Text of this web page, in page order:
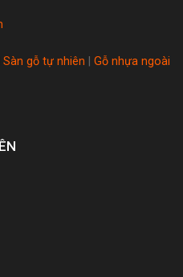
Sàn gỗ tự nhiên
Gỗ nhựa ngoài